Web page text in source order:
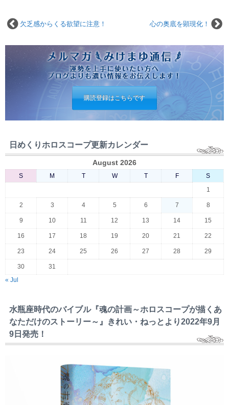
心の奥底を顕現化！
欠乏感からくる欲望に注意！
購読登録はこちらです
日めくりホロスコープ更新カレンダー
August 2026
S M T W T F
S
1
2 3 4 5 6 7 8
9 10 11 12 13 14 15
16 17 18 19 20 21 22
23 24 25 26 27 28 29
30
31
« Jul
水瓶座時代のバイブル『魂の計画～ホロスコープが描くあ
なただけのストーリー～』きれい・ねっとより2022年9月
9日発売！